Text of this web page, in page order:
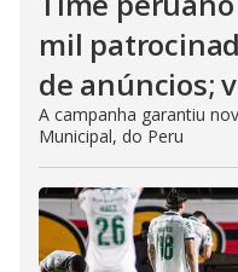
mil
de anúncios;
A campanha garantiu
Municipal, do Peru